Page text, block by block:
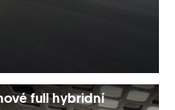
full hybridní